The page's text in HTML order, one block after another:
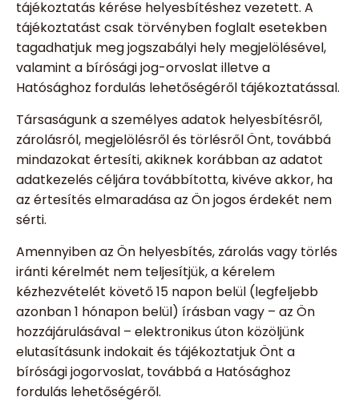
tájékoztatás kérése helyesbítéshez vezetett. A
tájékoztatást csak törvényben foglalt esetekben
tagadhatjuk meg jogszabályi hely megjelölésével,
valamint a bírósági jog-orvoslat illetve a
Hatósághoz fordulás lehetőségéről tájékoztatással.
Társaságunk a személyes adatok helyesbítésről,
zárolásról, megjelölésről és törlésről Önt, továbbá
mindazokat értesíti, akiknek korábban az adatot
adatkezelés céljára továbbította, kivéve akkor, ha
az értesítés elmaradása az Ön jogos érdekét nem
sérti.
Amennyiben az Ön helyesbítés, zárolás vagy törlés
iránti kérelmét nem teljesítjük, a kérelem
kézhezvételét követő 15 napon belül (legfeljebb
azonban 1 hónapon belül) írásban vagy – az Ön
hozzájárulásával – elektronikus úton közöljünk
elutasításunk indokait és tájékoztatjuk Önt a
bírósági jogorvoslat, továbbá a Hatósághoz
fordulás lehetőségéről.